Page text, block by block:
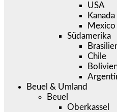
USA
Kanada
Mexico
Südamerika
Chile
Beuel & Umland
Beuel
Oberkassel